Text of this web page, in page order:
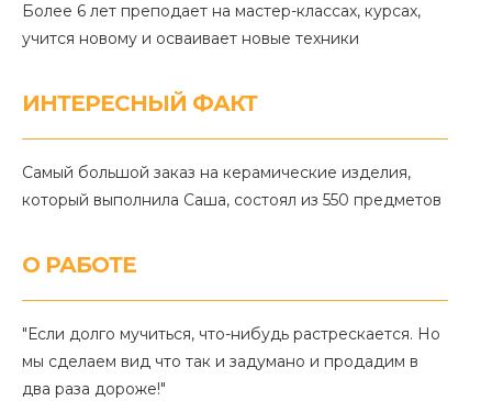
Более 6 лет преподает на мастер-классах, курсах,
учится новому и осваивает новые техники
ИНТЕРЕСНЫЙ ФАКТ
Самый большой заказ на керамические изделия,
который выполнила Саша, состоял из 550 предметов
О РАБОТЕ
"Если долго мучиться, что-нибудь растрескается. Но
мы сделаем вид что так и задумано и продадим в
два раза дороже!"